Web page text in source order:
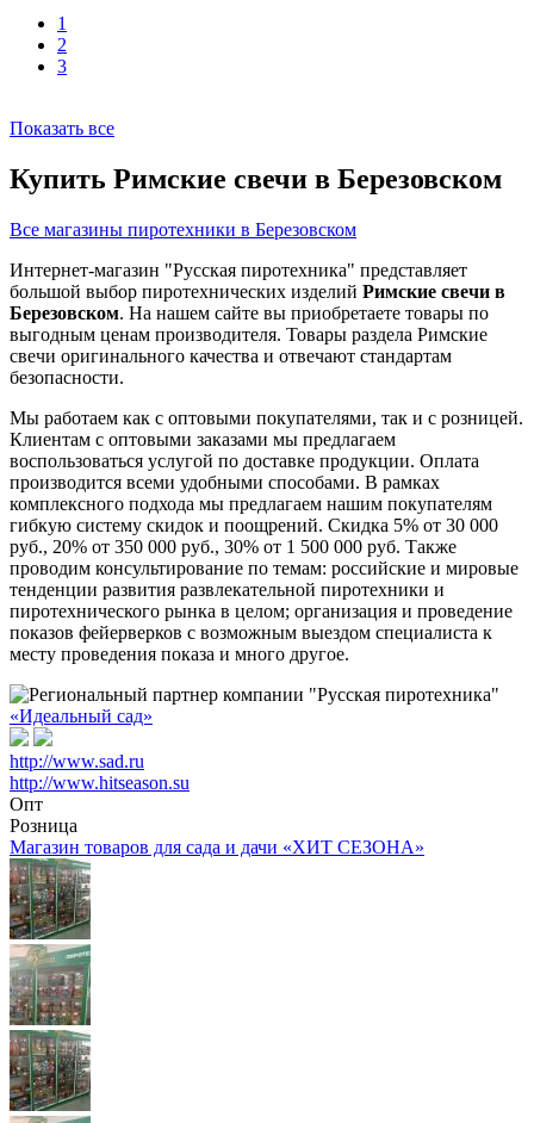
1
2
3
Показать все
Купить Римские свечи в Березовском
Все магазины пиротехники в Березовском
Интернет-магазин "Русская пиротехника" представляет
большой выбор пиротехнических изделий Римские свечи в
Березовском. На нашем сайте вы приобретаете товары по
выгодным ценам производителя. Товары раздела Римские
свечи оригинального качества и отвечают стандартам
безопасности.
Мы работаем как с оптовыми покупателями, так и с розницей.
Клиентам с оптовыми заказами мы предлагаем
воспользоваться услугой по доставке продукции. Оплата
производится всеми удобными способами. В рамках
комплексного подхода мы предлагаем нашим покупателям
гибкую систему скидок и поощрений. Скидка 5% от 30 000
руб., 20% от 350 000 руб., 30% от 1 500 000 руб. Также
проводим консультирование по темам: российские и мировые
тенденции развития развлекательной пиротехники и
пиротехнического рынка в целом; организация и проведение
показов фейерверков с возможным выездом специалиста к
месту проведения показа и много другое.
«Идеальный сад»
http://www.sad.ru
http://www.hitseason.su
Опт
Розница
Магазин товаров для сада и дачи «ХИТ СЕЗОНА»